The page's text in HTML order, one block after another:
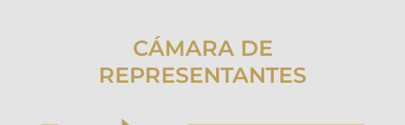
CÁMARA DE
REPRESENTANTES